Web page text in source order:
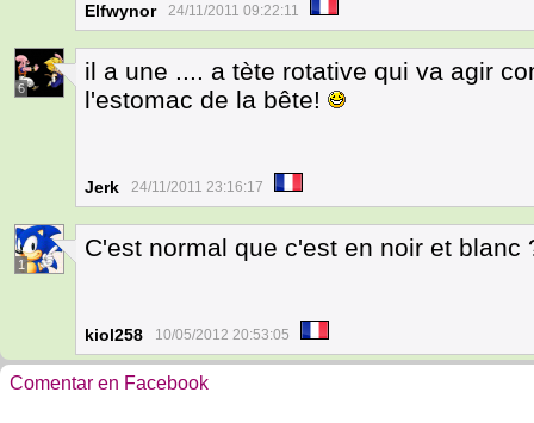
Elfwynor 24/11/2011 09:22:11
6
il a une .... a tète rotative qui va agir
l'estomac de la bête!
Jerk 24/11/2011 23:16:17
1
C'est normal que c'est en noir et blanc
kiol258 10/05/2012 20:53:05
Comentar en Facebook